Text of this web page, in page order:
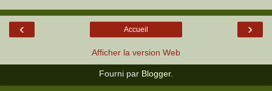
‹ ›
Accueil
Afficher la version Web
Fourni par Blogger.